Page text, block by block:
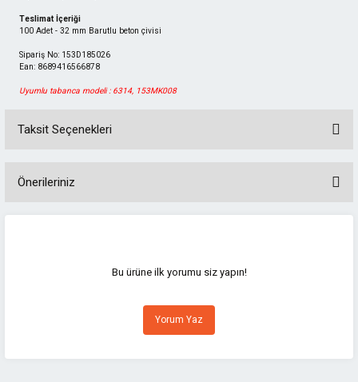
Teslimat İçeriği
100 Adet - 32 mm Barutlu beton çivisi
Sipariş No: 153D185026
Ean: 8689416566878
Uyumlu tabanca modeli : 6314, 153MK008
Taksit Seçenekleri
Önerileriniz
Görüş ve önerileriniz için teşekkür ederiz.
Ürün resmi kalitesiz, bozuk veya görüntülenemiyor.
Ürün açıklamasında eksik bilgiler bulunuyor.
Bu ürüne ilk yorumu siz yapın!
Yorum Yaz